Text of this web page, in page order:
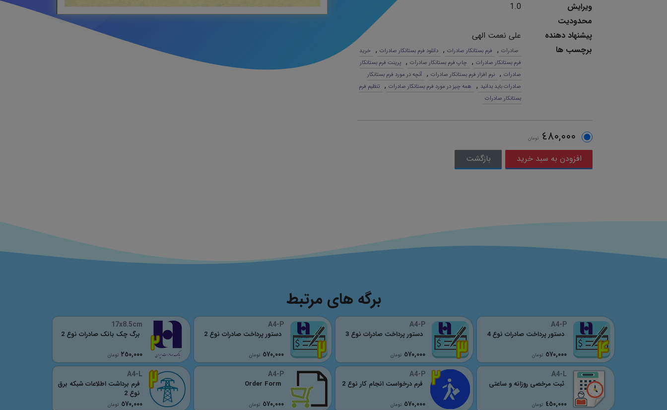
ویرایش
1.0
محدودیت
پیشنهاد دهنده
علی نعمت الهی
برچسب ها
صادرات , فرم بستانکار صادرات , دانلود فرم بستانکار صادرات , خرید
فرم بستانکار صادرات , چاپ فرم بستانکار صادرات , پرینت فرم بستانکار
صادرات , نرم افزار فرم بستانکار صادرات , آنچه در مورد فرم بستانکار
صادرات باید بدانید , همه چیز در مورد فرم بستانکار صادرات , تنظیم فرم
بستانکار صادرات
٤٨٠,٠٠٠ تومان
بازگشت
برگه های مرتبط
A4-P
٥٧٠,٠٠٠ تومان
دستور پرداخت صادرات نوع 4
A4-P
٥٧٠,٠٠٠ تومان
دستور پرداخت صادرات نوع 3
A4-P
٥٧٠,٠٠٠ تومان
دستور پرداخت صادرات نوع 2
17x8.5cm
٢٥٠,٠٠٠ تومان
برگ چک بانک صادرات نوع 2
A4-L
٤٥٠,٠٠٠ تومان
ثبت مرخصی روزانه و ساعتی
A4-P
٥٧٠,٠٠٠ تومان
فرم درخواست انجام کار نوع 2
A4-P
٥٧٠,٠٠٠ تومان
Order Form
A4-L
٥٧٠,٠٠٠ تومان
فرم برداشت اطلاعات شبکه برق
نوع 2